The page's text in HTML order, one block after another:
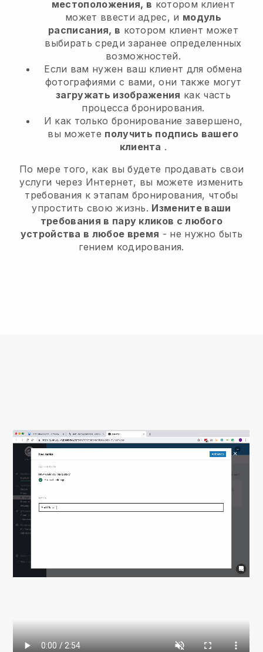
местоположения, в котором клиент
может ввести адрес, и модуль
расписания, в котором клиент может
выбирать среди заранее определенных
возможностей.
Если вам нужен ваш клиент для обмена
фотографиями с вами, они также могут
загружать изображения как часть
процесса бронирования.
И как только бронирование завершено,
вы можете получить подпись вашего
клиента .
По мере того, как вы будете продавать свои
услуги через Интернет, вы можете изменить
требования к этапам бронирования, чтобы
упростить свою жизнь. Измените ваши
требования в пару кликов с любого
устройства в любое время - не нужно быть
гением кодирования.